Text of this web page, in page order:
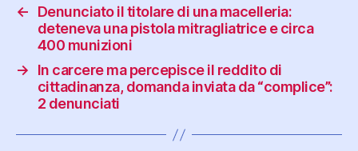
←
Denunciato il titolare di una macelleria:
deteneva una pistola mitragliatrice e circa
400 munizioni
→
In carcere ma percepisce il reddito di
cittadinanza, domanda inviata da “complice”:
2 denunciati